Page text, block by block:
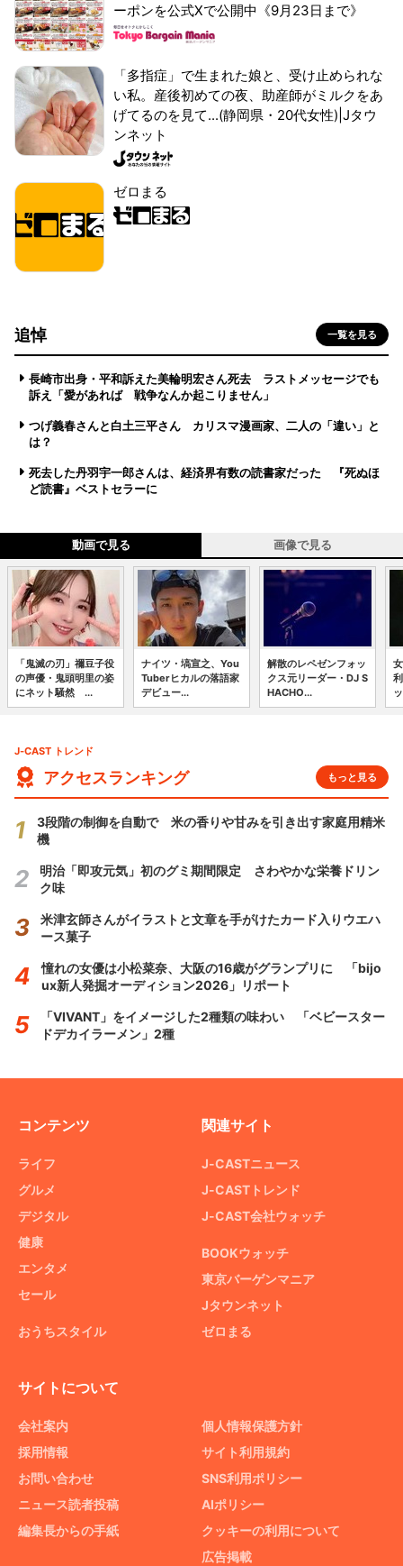
ーポンを公式Xで公開中《9月23日まで》
「多指症」で生まれた娘と、受け止められな
い私。産後初めての夜、助産師がミルクをあ
げてるのを見て...(静岡県・20代女性)|Jタウ
ンネット
ゼロまる
追悼 一覧を見る
長崎市出身・平和訴えた美輪明宏さん死去 ラストメッセージでも
訴え「愛があれば 戦争なんか起こりません」
つげ義春さんと白土三平さん カリスマ漫画家、二人の「違い」と
は？
死去した丹羽宇一郎さんは、経済界有数の読書家だった 『死ぬほ
ど読書』ベストセラーに
動画で見る 画像で見る
「鬼滅の刃」禰豆子役
の声優・鬼頭明里の姿
にネット騒然 ...
ナイツ・塙宣之、You
Tuberヒカルの落語家
デビュー...
解散のレペゼンフォッ
クス元リーダー・DJ S
HACHO...
J-CAST トレンド
アクセスランキング もっと見る
3段階の制御を自動で 米の香りや甘みを引き出す家庭用精米
機
明治「即攻元気」初のグミ期間限定 さわやかな栄養ドリン
ク味
米津玄師さんがイラストと文章を手がけたカード入りウエハ
ース菓子
憧れの女優は小松菜奈、大阪の16歳がグランプリに 「bijo
ux新人発掘オーディション2026」リポート
「VIVANT」をイメージした2種類の味わい 「ベビースター
ドデカイラーメン」2種
コンテンツ
ライフ
グルメ
デジタル
健康
エンタメ
セール
おうちスタイル
関連サイト
J-CASTニュース
J-CASTトレンド
J-CAST会社ウォッチ
BOOKウォッチ
東京バーゲンマニア
Jタウンネット
ゼロまる
サイトについて
会社案内
採用情報
お問い合わせ
ニュース読者投稿
編集長からの手紙
個人情報保護方針
サイト利用規約
SNS利用ポリシー
AIポリシー
クッキーの利用について
広告掲載